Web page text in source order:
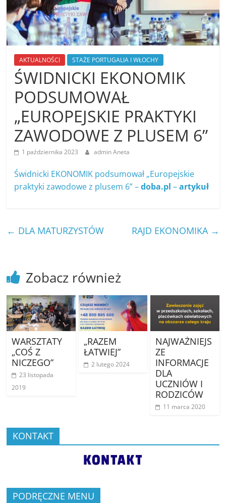
AKTUALNOŚCI STAŻE PORTUGALIA I WŁOCHY
ŚWIDNICKI EKONOMIK
PODSUMOWAŁ
„EUROPEJSKIE PRAKTYKI
ZAWODOWE Z PLUSEM 6”
1 października 2023 admin Aneta
Świdnicki EKONOMIK podsumował „Europejskie
praktyki zawodowe z plusem 6” –doba.pl –artykuł
← DLA MATURZYSTÓW RAJD EKONOMIKA →
Zobacz również
WARSZTATY
„COŚ Z
NICZEGO”
23 listopada
2019
„RAZEM
ŁATWIEJ”
2 lutego 2024
NAJWAŻNIEJS
ZE
INFORMACJE
DLA
UCZNIÓW I
RODZICÓW
11 marca 2020
KONTAKT
PODRĘCZNE MENU